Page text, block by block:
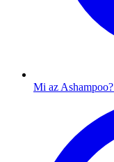
Mi az Ashampoo?